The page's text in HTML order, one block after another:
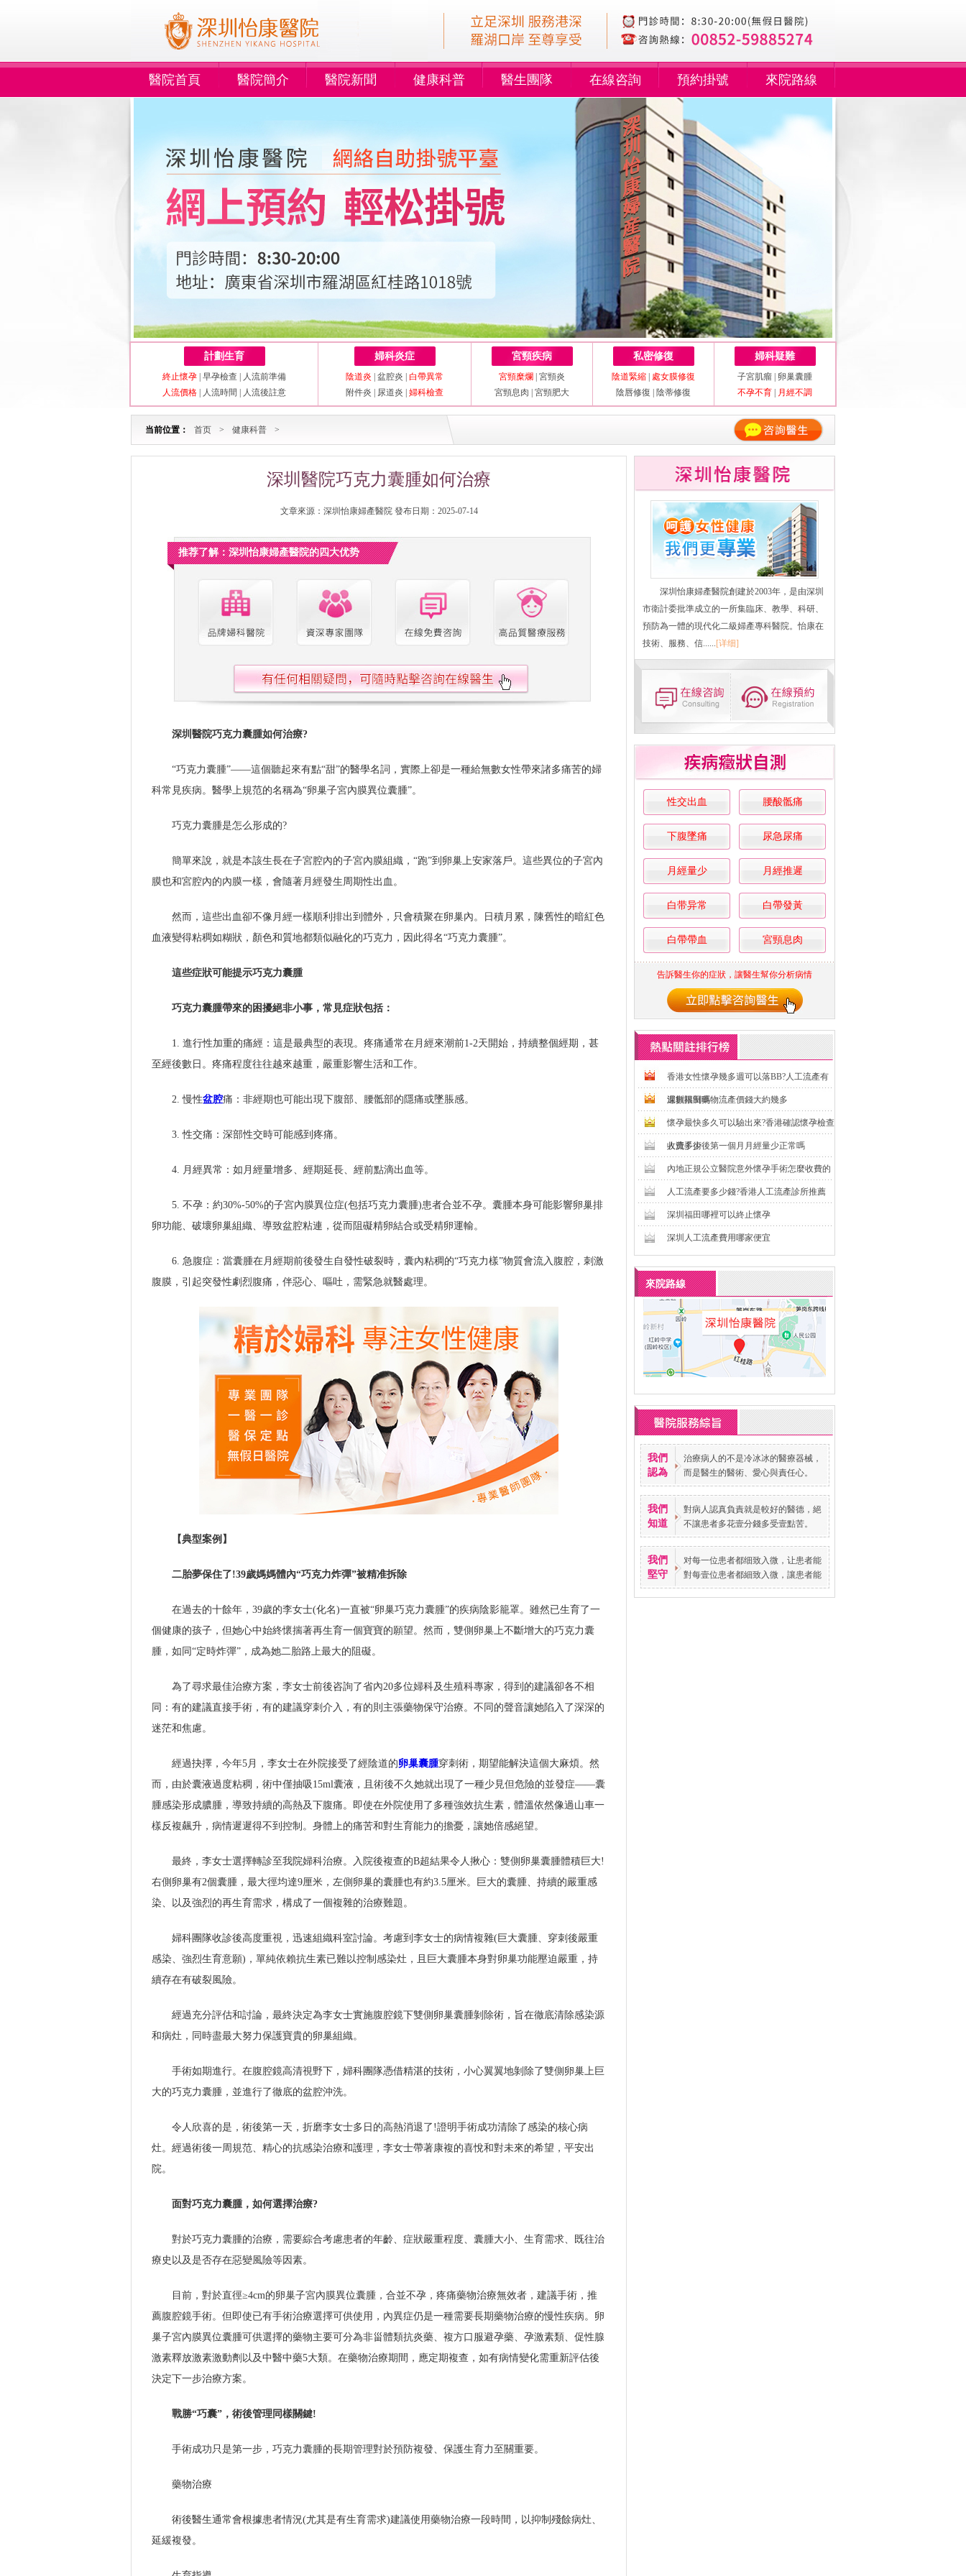
醫院首頁 醫院簡介 醫院新聞 健康科普 醫生團隊 在線咨詢 預約掛號 來院路線
計劃生育
終止懷孕 早孕檢查
人流前準備
人流價格
人流時間 人流後註意
婦科炎症
陰道炎 盆腔炎
白帶異常
附件炎
尿道炎 婦科檢查
宮頸疾病
宮頸糜爛
宮頸炎
宮頸息肉
宮頸肥大
私密修復
陰道緊縮
處女膜修復
陰唇修復
陰蒂修復
婦科疑難
子宮肌瘤
卵巢囊腫
不孕不育
月經不調
当前位置： 首页 > 健康科普 >
深圳醫院巧克力囊腫如何治療
文章來源：深圳怡康婦產醫院 發布日期：2025-07-14
推荐了解：深圳怡康婦產醫院的四大优势
深圳醫院巧克力囊腫如何治療?
“巧克力囊腫”——這個聽起來有點“甜”的醫學名詞，實際上卻是一種給無數女性帶來諸多痛苦的婦
科常見疾病。醫學上規范的名稱為“卵巢子宮內膜異位囊腫”。
巧克力囊腫是怎么形成的?
簡單來說，就是本該生長在子宮腔內的子宮內膜組織，“跑”到卵巢上安家落戶。這些異位的子宮內
膜也和宮腔內的內膜一樣，會隨著月經發生周期性出血。
然而，這些出血卻不像月經一樣順利排出到體外，只會積聚在卵巢內。日積月累，陳舊性的暗紅色
血液變得粘稠如糊狀，顏色和質地都類似融化的巧克力，因此得名“巧克力囊腫”。
這些症狀可能提示巧克力囊腫
巧克力囊腫帶來的困擾絕非小事，常見症狀包括：
1. 進行性加重的痛經：這是最典型的表現。疼痛通常在月經來潮前1-2天開始，持續整個經期，甚
至經後數日。疼痛程度往往越來越重，嚴重影響生活和工作。
2. 慢性盆腔痛：非經期也可能出現下腹部、腰骶部的隱痛或墜脹感。
3. 性交痛：深部性交時可能感到疼痛。
4. 月經異常：如月經量增多、經期延長、經前點滴出血等。
5. 不孕：約30%-50%的子宮內膜異位症(包括巧克力囊腫)患者合並不孕。囊腫本身可能影響卵巢排
卵功能、破壞卵巢組織、導致盆腔粘連，從而阻礙精卵結合或受精卵運輸。
6. 急腹症：當囊腫在月經期前後發生自發性破裂時，囊內粘稠的“巧克力樣”物質會流入腹腔，刺激
腹膜，引起突發性劇烈腹痛，伴惡心、嘔吐，需緊急就醫處理。
【典型案例】
二胎夢保住了!39歲媽媽體內“巧克力炸彈”被精准拆除
在過去的十餘年，39歲的李女士(化名)一直被“卵巢巧克力囊腫”的疾病陰影籠罩。雖然已生育了一
個健康的孩子，但她心中始終懷揣著再生育一個寶寶的願望。然而，雙側卵巢上不斷增大的巧克力囊
腫，如同“定時炸彈”，成為她二胎路上最大的阻礙。
為了尋求最佳治療方案，李女士前後咨詢了省內20多位婦科及生殖科專家，得到的建議卻各不相
同：有的建議直接手術，有的建議穿刺介入，有的則主張藥物保守治療。不同的聲音讓她陷入了深深的
迷茫和焦慮。
經過抉擇，今年5月，李女士在外院接受了經陰道的卵巢囊腫穿刺術，期望能解決這個大麻煩。然
而，由於囊液過度粘稠，術中僅抽吸15ml囊液，且術後不久她就出現了一種少見但危險的並發症——囊
腫感染形成膿腫，導致持續的高熱及下腹痛。即使在外院使用了多種強效抗生素，體溫依然像過山車一
樣反複飆升，病情遲遲得不到控制。身體上的痛苦和對生育能力的擔憂，讓她倍感絕望。
最終，李女士選擇轉診至我院婦科治療。入院後複查的B超結果令人揪心：雙側卵巢囊腫體積巨大!
右側卵巢有2個囊腫，最大徑均達9厘米，左側卵巢的囊腫也有約3.5厘米。巨大的囊腫、持續的嚴重感
染、以及強烈的再生育需求，構成了一個複雜的治療難題。
婦科團隊收診後高度重視，迅速組織科室討論。考慮到李女士的病情複雜(巨大囊腫、穿刺後嚴重
感染、強烈生育意願)，單純依賴抗生素已難以控制感染灶，且巨大囊腫本身對卵巢功能壓迫嚴重，持
續存在有破裂風險。
經過充分評估和討論，最終決定為李女士實施腹腔鏡下雙側卵巢囊腫剝除術，旨在徹底清除感染源
和病灶，同時盡最大努力保護寶貴的卵巢組織。
手術如期進行。在腹腔鏡高清視野下，婦科團隊憑借精湛的技術，小心翼翼地剝除了雙側卵巢上巨
大的巧克力囊腫，並進行了徹底的盆腔沖洗。
令人欣喜的是，術後第一天，折磨李女士多日的高熱消退了!證明手術成功清除了感染的核心病
灶。經過術後一周規范、精心的抗感染治療和護理，李女士帶著康複的喜悅和對未來的希望，平安出
院。
面對巧克力囊腫，如何選擇治療?
對於巧克力囊腫的治療，需要綜合考慮患者的年齡、症狀嚴重程度、囊腫大小、生育需求、既往治
療史以及是否存在惡變風險等因素。
目前，對於直徑≥4cm的卵巢子宮內膜異位囊腫，合並不孕，疼痛藥物治療無效者，建議手術，推
薦腹腔鏡手術。但即使已有手術治療選擇可供使用，內異症仍是一種需要長期藥物治療的慢性疾病。卵
巢子宮內膜異位囊腫可供選擇的藥物主要可分為非甾體類抗炎藥、複方口服避孕藥、孕激素類、促性腺
激素釋放激素激動劑以及中醫中藥5大類。在藥物治療期間，應定期複查，如有病情變化需重新評估後
決定下一步治療方案。
戰勝“巧囊”，術後管理同樣關鍵!
手術成功只是第一步，巧克力囊腫的長期管理對於預防複發、保護生育力至關重要。
藥物治療
術後醫生通常會根據患者情況(尤其是有生育需求)建議使用藥物治療一段時間，以抑制殘餘病灶、
延緩複發。
深圳怡康婦產醫院創建於2003年，是由深圳
市衛計委批準成立的一所集臨床、教學、科研、
預防為一體的現代化二級婦產專科醫院。怡康在
技術、服務、信...... [详细]
性交出血 腰酸骶痛
下腹墜痛 尿急尿痛
月經量少 月經推遲
白带异常 白帶發黃
白帶帶血 宮頸息肉
告訴醫生你的症狀，讓醫生幫你分析病情
香港女性懷孕幾多週可以落BB?人工流產有
週數限制嗎
深圳福田藥物流產價錢大約幾多
懷孕最快多久可以驗出來?香港確認懷孕檢查
收費多少
人流手術後第一個月月經量少正常嗎
內地正規公立醫院意外懷孕手術怎麼收費的
人工流產要多少錢?香港人工流產診所推薦
深圳福田哪裡可以終止懷孕
深圳人工流產費用哪家便宜
來院路線
我們
認為
治療病人的不是冷冰冰的醫療器械，
而是醫生的醫術、愛心與責任心。
我們
知道
對病人認真負責就是較好的醫德，絕
不讓患者多花壹分錢多受壹點苦。
我們
堅守
对每一位患者都细致入微，让患者能
對每壹位患者都細致入微，讓患者能